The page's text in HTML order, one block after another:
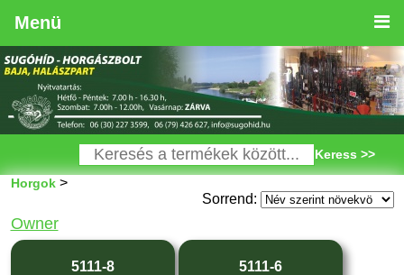
Menü
Keress >>
Horgok>
Sorrend:
Owner
5111-8 5111-6